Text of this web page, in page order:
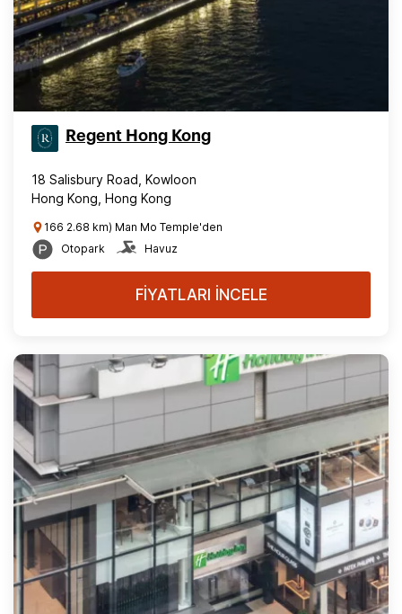
Regent Hong Kong
18 Salisbury Road, Kowloon
Hong Kong, Hong Kong
166 2.68 km) Man Mo Temple'den
Otopark
Havuz
FİYATLARI İNCELE